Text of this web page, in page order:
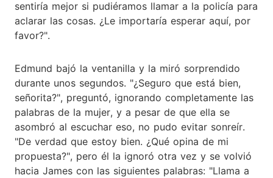
sentiría mejor si pudiéramos llamar a la policía para
aclarar las cosas. ¿Le importaría esperar aquí, por
favor?".
Edmund bajó la ventanilla y la miró sorprendido
durante unos segundos. "¿Seguro que está bien,
señorita?", preguntó, ignorando completamente las
palabras de la mujer, y a pesar de que ella se
asombró al escuchar eso, no pudo evitar sonreír.
"De verdad que estoy bien. ¿Qué opina de mi
propuesta?", pero él la ignoró otra vez y se volvió
hacia James con las siguientes palabras: "Llama a